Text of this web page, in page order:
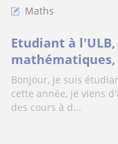
Maths
Etudiant à
mathématiques,
biologie !
Bonjour, Je suis
cette année, je viens
des cours à d...